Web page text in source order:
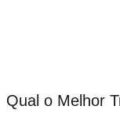
Qual o Melhor